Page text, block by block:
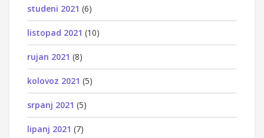
studeni 2021 (6)
listopad 2021 (10)
rujan 2021 (8)
kolovoz 2021 (5)
srpanj 2021 (5)
lipanj 2021 (7)